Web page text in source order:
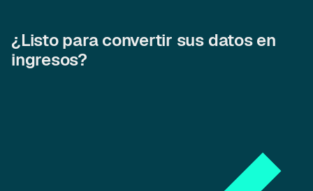
¿Listo para convertir sus datos en
ingresos?